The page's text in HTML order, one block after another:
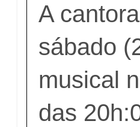
A
sábado
musical
das